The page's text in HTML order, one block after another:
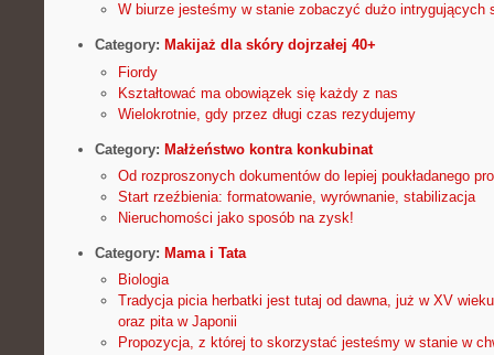
W biurze jesteśmy w stanie zobaczyć dużo intrygujących
Category: Makijaż dla skóry dojrzałej 40+
Fiordy
Kształtować ma obowiązek się każdy z nas
Wielokrotnie, gdy przez długi czas rezydujemy
Category: Małżeństwo kontra konkubinat
Od rozproszonych dokumentów do lepiej poukładanego
Start rzeźbienia: formatowanie, wyrównanie, stabilizacja
Nieruchomości jako sposób na zysk!
Category: Mama i Tata
Biologia
Tradycja picia herbatki jest tutaj od dawna, już w XV
oraz pita w Japonii
Propozycja, z której to skorzystać jesteśmy w stanie w